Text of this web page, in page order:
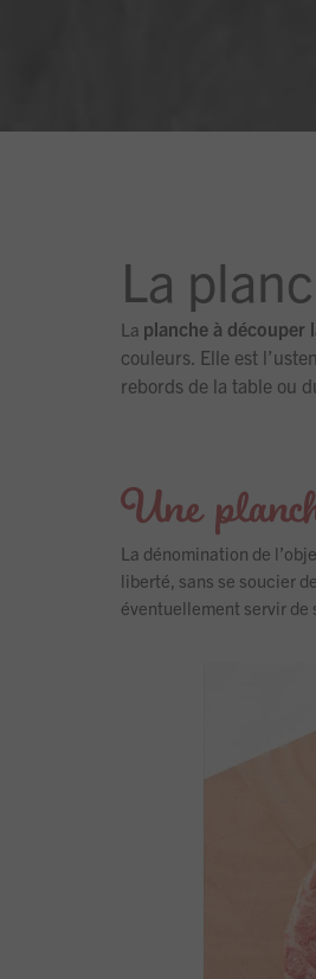
La
La planche à découper
couleurs. Elle est
rebords de la table ou
Une
La dénomination de
liberté, sans se soucier
éventuellement servir de